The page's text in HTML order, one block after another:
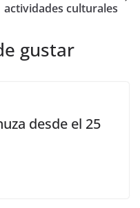
actividades culturales
gustar
desde el 25